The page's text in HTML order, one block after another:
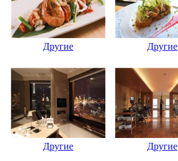
Другие Другие
Другие Другие